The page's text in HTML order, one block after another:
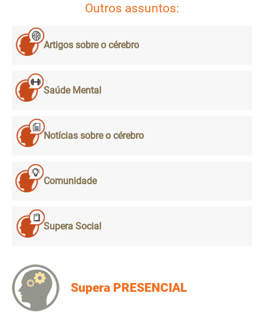
Outros assuntos:
Artigos sobre o cérebro
Saúde Mental
Notícias sobre o cérebro
Comunidade
Supera Social
Supera PRESENCIAL